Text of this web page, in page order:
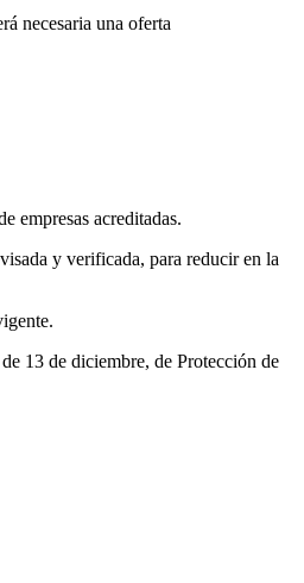
necesaria una oferta
empresas acreditadas.
y verificada, para reducir en la
13 de diciembre, de Protección de